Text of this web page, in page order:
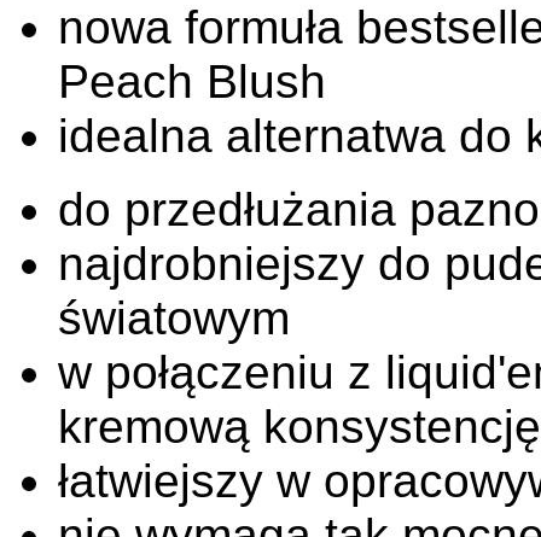
nowa formuła
Peach Blush
idealna alternatwa do
do przedłużania
najdrobniejszy do
światowym
w połączeniu z
kremową konsystencję
łatwiejszy w